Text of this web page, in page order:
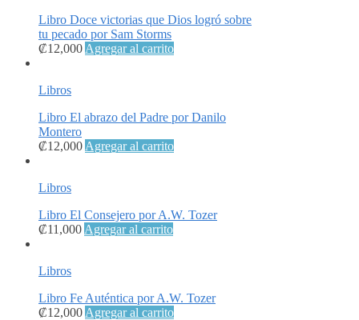
Libro Doce victorias que Dios logró sobre
tu pecado por Sam Storms
₡12,000 Agregar al carrito
Libros
Libro El abrazo del Padre por Danilo
Montero
₡12,000 Agregar al carrito
Libros
Libro El Consejero por A.W. Tozer
₡11,000 Agregar al carrito
Libros
Libro Fe Auténtica por A.W. Tozer
₡12,000 Agregar al carrito